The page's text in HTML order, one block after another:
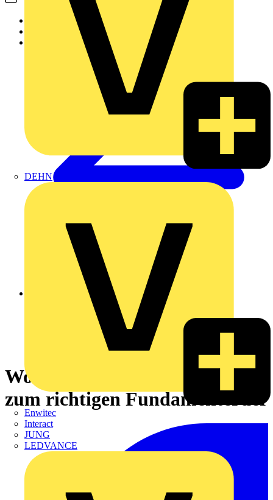
DEHN
Enwitec
Interact
JUNG
LEDVANCE
Zurück zu Nachrichten
Wohnhausbau: 10 Schritte
zum richtigen Fundamenterder